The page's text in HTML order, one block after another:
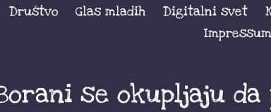
Društvo Glas mladih Digitalni svet
Impressum
se okupljaju da